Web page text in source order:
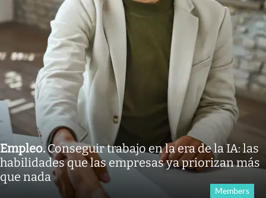
Empleo.Conseguir trabajo en la era de la IA: las
habilidades que las empresas ya priorizan más
que nada
Members